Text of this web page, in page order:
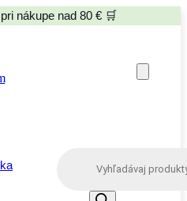
nákupe nad 80 € 🛒